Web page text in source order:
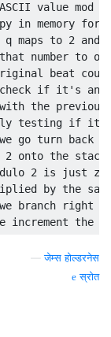
value
in memory for
to 2 and
number to
beat count
if it's an
the
testing if it's
go turn back
onto the
2 is just
by the
right on
—जेम्स होल्डरनेस
स्रोत